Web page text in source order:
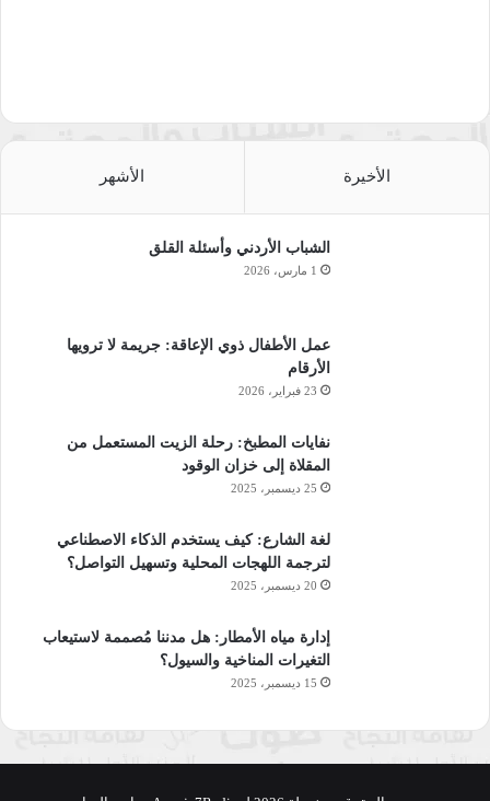
الأخيرة الأشهر
الشباب الأردني وأسئلة القلق
1 مارس، 2026
عمل الأطفال ذوي الإعاقة: جريمة لا ترويها
الأرقام
23 فبراير، 2026
نفايات المطبخ: رحلة الزيت المستعمل من
المقلاة إلى خزان الوقود
25 ديسمبر، 2025
لغة الشارع: كيف يستخدم الذكاء الاصطناعي
لترجمة اللهجات المحلية وتسهيل التواصل؟
20 ديسمبر، 2025
إدارة مياه الأمطار: هل مدننا مُصممة لاستيعاب
التغيرات المناخية والسيول؟
15 ديسمبر، 2025